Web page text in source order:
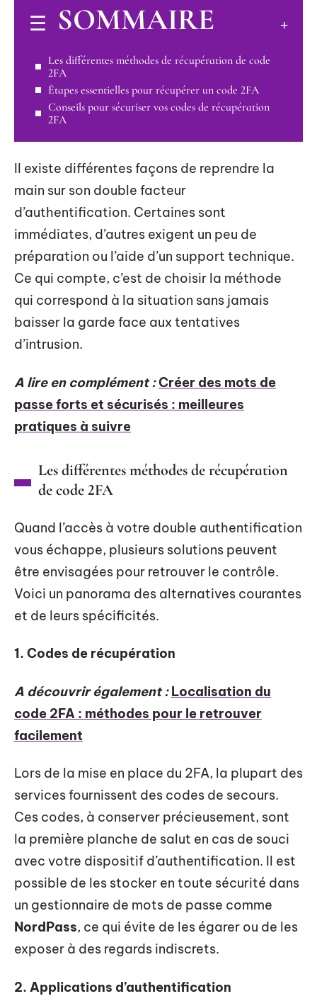
SOMMAIRE
Les différentes méthodes de récupération de code
2FA
Étapes essentielles pour récupérer un code 2FA
Conseils pour sécuriser vos codes de récupération
2FA
Il existe différentes façons de reprendre la
main sur son double facteur
d’authentification. Certaines sont
immédiates, d’autres exigent un peu de
préparation ou l’aide d’un support technique.
Ce qui compte, c’est de choisir la méthode
qui correspond à la situation sans jamais
baisser la garde face aux tentatives
d’intrusion.
A lire en complément :Créer des mots de
passe forts et sécurisés : meilleures
pratiques à suivre
Les différentes méthodes de récupération
de code 2FA
Quand l’accès à votre double authentification
vous échappe, plusieurs solutions peuvent
être envisagées pour retrouver le contrôle.
Voici un panorama des alternatives courantes
et de leurs spécificités.
1. Codes de récupération
A découvrir également : Localisation du
code 2FA : méthodes pour le retrouver
facilement
Lors de la mise en place du 2FA, la plupart des
services fournissent des codes de secours.
Ces codes, à conserver précieusement, sont
la première planche de salut en cas de souci
avec votre dispositif d’authentification. Il est
possible de les stocker en toute sécurité dans
un gestionnaire de mots de passe comme
NordPass, ce qui évite de les égarer ou de les
exposer à des regards indiscrets.
2. Applications d’authentification